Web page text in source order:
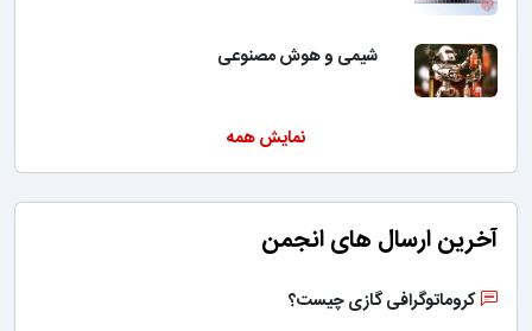
شیمی و هوش مصنوعی
نمایش همه
آخرین ارسال های انجمن
کروماتوگرافی گازی چیست؟